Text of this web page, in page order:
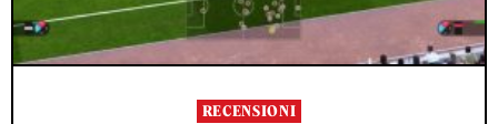
RECENSIONI